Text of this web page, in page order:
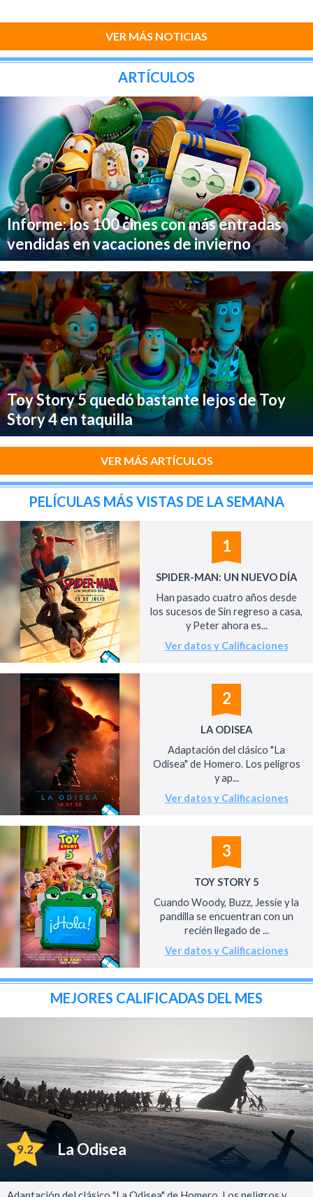
VER MÁS NOTICIAS
ARTÍCULOS
Informe: los 100 cines con más entradas
vendidas en vacaciones de invierno
Toy Story 5 quedó bastante lejos de Toy
Story 4 en taquilla
VER MÁS ARTÍCULOS
PELÍCULAS MÁS VISTAS DE LA SEMANA
1
SPIDER-MAN: UN NUEVO DÍA
Han pasado cuatro años desde
los sucesos de Sin regreso a casa,
y Peter ahora es...
Ver datos y Calificaciones
2
LA ODISEA
Adaptación del clásico "La
Odisea" de Homero. Los peligros
y ap...
Ver datos y Calificaciones
3
TOY STORY 5
Cuando Woody, Buzz, Jessie y la
pandilla se encuentran con un
recién llegado de ...
Ver datos y Calificaciones
MEJORES CALIFICADAS DEL MES
9.2 La Odisea